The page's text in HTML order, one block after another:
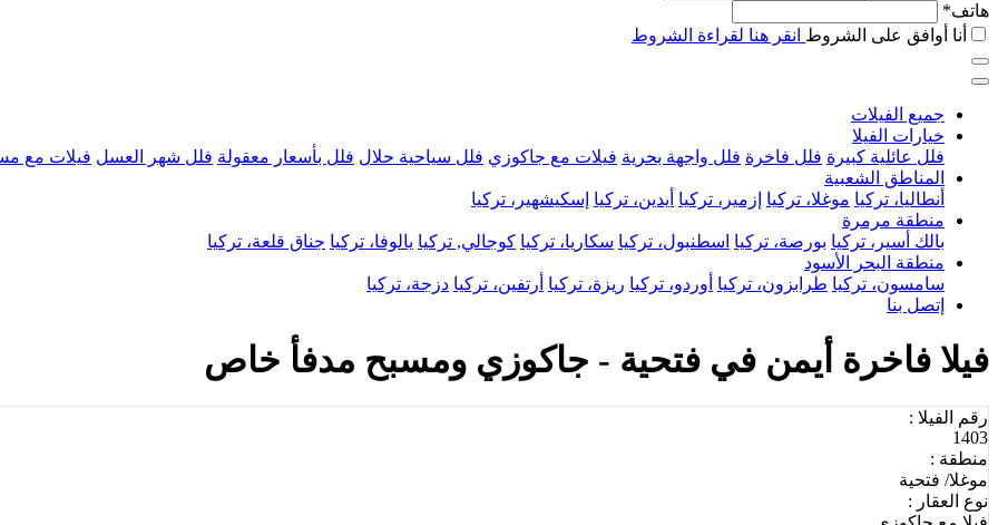
هاتف*
أنا أوافق على الشروط انقر هنا لقراءة الشروط
جميع الفيلات
خيارات الفيلا
فلل عائلية كبيرة فلل فاخرة فلل واجهة بحرية فيلات مع جاكوزي فلل سياحية حلال فلل بأسعار معقولة فلل شهر العسل فيلات مع
المناطق الشعبية
أنطاليا، تركيا موغلا، تركيا إزمير، تركيا أيدين، تركيا إسكيشهير، تركيا
منطقة مرمرة
بالك أسير، تركيا بورصة، تركيا اسطنبول، تركيا سكاريا، تركيا كوجالي, تركيا يالوفا، تركيا جناق قلعة، تركيا
منطقة البحر الأسود
سامسون، تركيا طرابزون، تركيا أوردو، تركيا ريزة، تركيا أرتفين، تركيا دزجة، تركيا
إتصل بنا
فيلا فاخرة أيمن في فتحية - جاكوزي ومسبح مدفأ خاص
رقم الفيلا :
1403
منطقة :
موغلا/ فتحية
نوع العقار :